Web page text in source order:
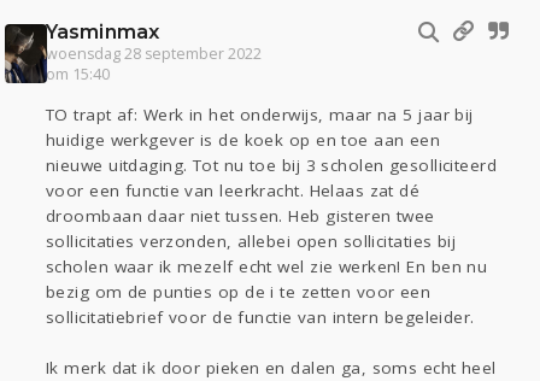
Yasminmax
woensdag 28 september 2022
om 15:40
TO trapt af: Werk in het onderwijs, maar na 5 jaar bij
huidige werkgever is de koek op en toe aan een
nieuwe uitdaging. Tot nu toe bij 3 scholen gesolliciteerd
voor een functie van leerkracht. Helaas zat dé
droombaan daar niet tussen. Heb gisteren twee
sollicitaties verzonden, allebei open sollicitaties bij
scholen waar ik mezelf echt wel zie werken! En ben nu
bezig om de punties op de i te zetten voor een
sollicitatiebrief voor de functie van intern begeleider.
Ik merk dat ik door pieken en dalen ga, soms echt heel